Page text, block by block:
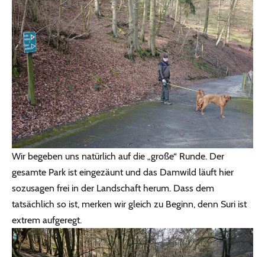
Wir begeben uns natürlich auf die „große“ Runde. Der
gesamte Park ist eingezäunt und das Damwild läuft hier
sozusagen frei in der Landschaft herum. Dass dem
tatsächlich so ist, merken wir gleich zu Beginn, denn Suri ist
extrem aufgeregt.